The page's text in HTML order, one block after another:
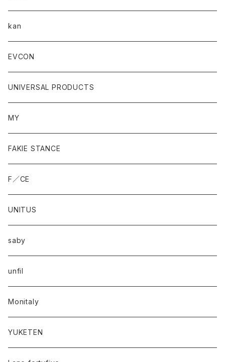
kan
EVCON
UNIVERSAL PRODUCTS
MY
FAKIE STANCE
F／CE
UNITUS
saby
unfil
Monitaly
YUKETEN